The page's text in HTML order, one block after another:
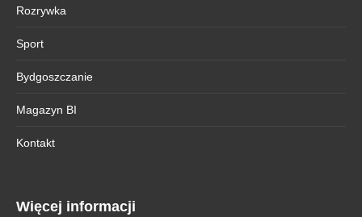
Rozrywka
Sport
Bydgoszczanie
Magazyn BI
Kontakt
Więcej informacji